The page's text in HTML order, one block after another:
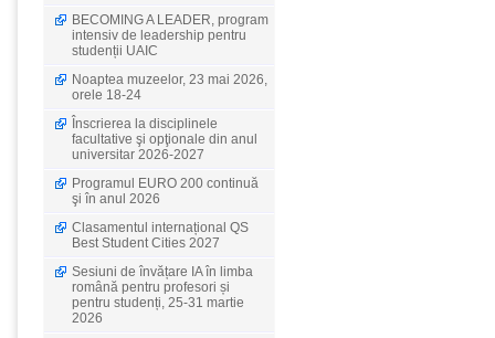
BECOMING A LEADER, program
intensiv de leadership pentru
studenții UAIC
Noaptea muzeelor, 23 mai 2026,
orele 18-24
Înscrierea la disciplinele
facultative şi opţionale din anul
universitar 2026-2027
Programul EURO 200 continuă
şi în anul 2026
Clasamentul internațional QS
Best Student Cities 2027
Sesiuni de învățare IA în limba
română pentru profesori și
pentru studenți, 25-31 martie
2026